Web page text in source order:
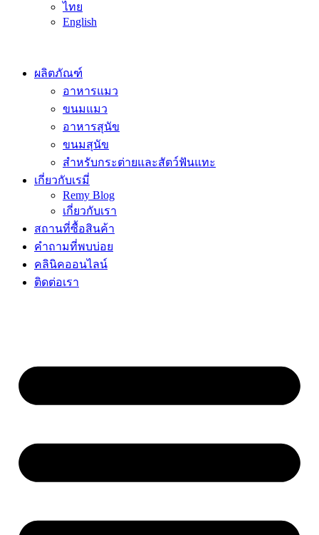
ไทย
English
ผลิตภัณฑ์
อาหารแมว
ขนมแมว
อาหารสุนัข
ขนมสุนัข
สำหรับกระต่ายและสัตว์ฟันแทะ
เกี่ยวกับเรมี่
Remy Blog
เกี่ยวกับเรา
สถานที่ซื้อสินค้า
คำถามที่พบบ่อย
คลินิคออนไลน์
ติดต่อเรา